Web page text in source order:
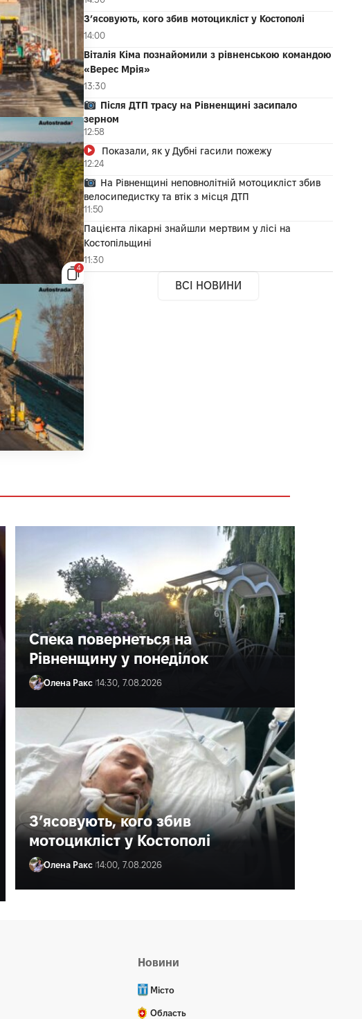
4
З’ясовують, кого збив мотоцикліст у Костополі
14:00
Віталія Кіма познайомили з рівненською командою
«Верес Мрія»
13:30
Після ДТП трасу на Рівненщині засипало
зерном
12:58
Показали, як у Дубні гасили пожежу
12:24
На Рівненщині неповнолітній мотоцикліст збив
велосипедистку та втік з місця ДТП
11:50
Пацієнта лікарні знайшли мертвим у лісі на
Костопільщині
11:30
ВСІ НОВИНИ
Спека повернеться на
Рівненщину у понеділок
Олена Ракс 14:30, 7.08.2026
З’ясовують, кого збив
мотоцикліст у Костополі
Олена Ракс 14:00, 7.08.2026
Новини
Місто
Область